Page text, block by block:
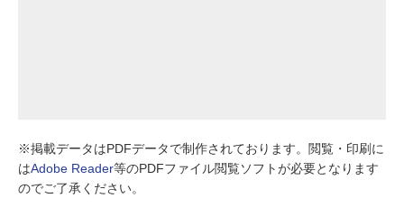
※掲載データはPDFデータで制作されております。閲覧・印刷に
はAdobe Reader等のPDFファイル閲覧ソフトが必要となります
のでご了承ください。